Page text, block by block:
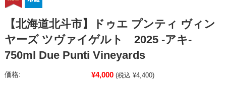
【北海道北斗市】ドゥエ プンティ ヴィン
ヤーズ ツヴァイゲルト 2025 -アキ-
750ml Due Punti Vineyards
価格: ¥4,000 (税込 ¥4,400)